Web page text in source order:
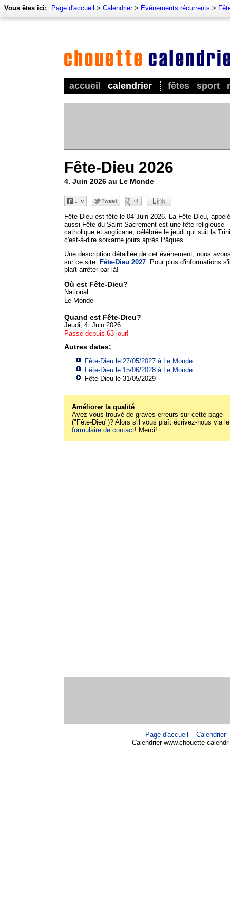
accueil calendrier fêtes sport
Vous êtes ici: Page d'accueil > Calendrier> Événements récurrents >
Fête-Dieu 2026
4. Juin 2026 au Le Monde
Fête-Dieu est fêté le 04 Juin 2026. La Fête-Dieu,
aussi Fête du Saint-Sacrement est une fête religieuse
catholique et anglicane, célébrée le jeudi qui suit la
c'est-à-dire soixante jours après Pâques.
Une description détaillée de cet événement, nous
sur ce site: Fête-Dieu 2027 . Pour plus d'informations
plaît arrêter par là!
Où est Fête-Dieu?
National
Le Monde
Quand est Fête-Dieu?
Jeudi, 4. Juin 2026
Passé depuis 63 jour!
Autres dates:
Fête-Dieu le 27/05/2027 à
Le Monde
Fête-Dieu le 15/06/2028 à
Le Monde
Fête-Dieu le 31/05/2029
Améliorer la qualité
Avez-vous trouvé de graves erreurs sur cette page
("Fête-Dieu")? Alors s'il vous plaît écrivez-nous via le
formulaire de contact! Merci!
Page d'accueil – Calendrier
Calendrier www.chouette-